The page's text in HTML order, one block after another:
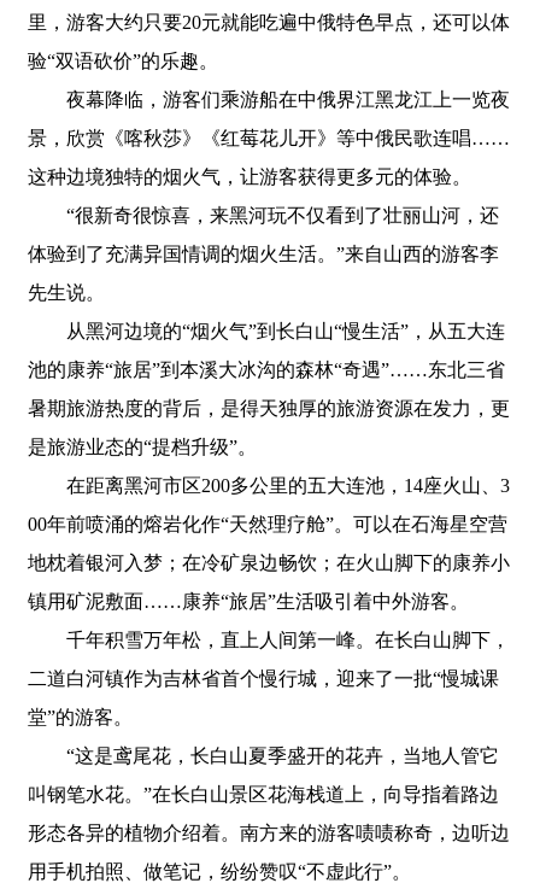
里，游客大约只要20元就能吃遍中俄特色早点，还可以体
验“双语砍价”的乐趣。
夜幕降临，游客们乘游船在中俄界江黑龙江上一览夜
景，欣赏《喀秋莎》《红莓花儿开》等中俄民歌连唱……
这种边境独特的烟火气，让游客获得更多元的体验。
“很新奇很惊喜，来黑河玩不仅看到了壮丽山河，还
体验到了充满异国情调的烟火生活。”来自山西的游客李
先生说。
从黑河边境的“烟火气”到长白山“慢生活”，从五大连
池的康养“旅居”到本溪大冰沟的森林“奇遇”……东北三省
暑期旅游热度的背后，是得天独厚的旅游资源在发力，更
是旅游业态的“提档升级”。
在距离黑河市区200多公里的五大连池，14座火山、3
00年前喷涌的熔岩化作“天然理疗舱”。可以在石海星空营
地枕着银河入梦；在冷矿泉边畅饮；在火山脚下的康养小
镇用矿泥敷面……康养“旅居”生活吸引着中外游客。
千年积雪万年松，直上人间第一峰。在长白山脚下，
二道白河镇作为吉林省首个慢行城，迎来了一批“慢城课
堂”的游客。
“这是鸢尾花，长白山夏季盛开的花卉，当地人管它
叫钢笔水花。”在长白山景区花海栈道上，向导指着路边
形态各异的植物介绍着。南方来的游客啧啧称奇，边听边
用手机拍照、做笔记，纷纷赞叹“不虚此行”。